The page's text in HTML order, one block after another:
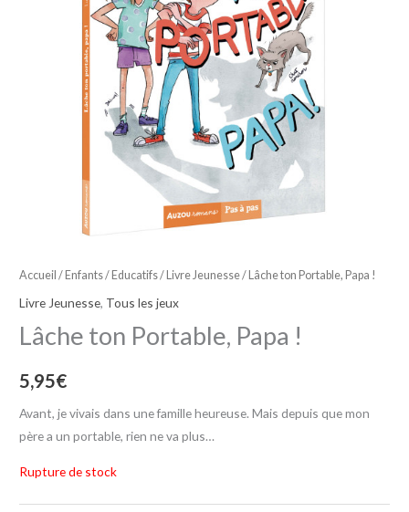
Accueil / Enfants / Educatifs/ Livre Jeunesse/ Lâche ton Portable, Papa !
Livre Jeunesse, Tous les jeux
Lâche ton Portable, Papa !
5,95€
Avant, je vivais dans une famille heureuse. Mais depuis que mon
père a un portable, rien ne va plus…
Rupture de stock